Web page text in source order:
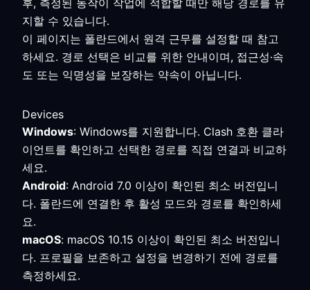
후, 측정된 동작이 작업에 적합할 때만 해당 경로를 유
지할 수 있습니다.
이 페이지는 폴란드에서 원격 근무를 설정할 때 참고
하세요. 경로 선택은 비교를 위한 안내이며, 접근성·속
도 또는 익명성을 보장하는 약속이 아닙니다.
Devices
Windows: Windows를 지원합니다. Clash 호환 클라
이언트를 확인하고 선택한 경로를 직접 연결과 비교하
세요.
Android: Android 7.0 이상이 확인된 최소 버전입니
다. 폴란드에 연결한 후 활성 모드와 경로를 확인하세
요.
macOS: macOS 10.15 이상이 확인된 최소 버전입니
다. 프로필을 보존하고 설정을 변경하기 전에 경로를
측정하세요.